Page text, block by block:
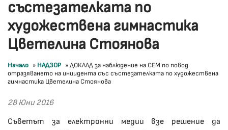
състезателката по
художествена гимнастика
Цветелина Стоянова
Начало » НАДЗОР »ДОКЛАД за наблюдение на СЕМ по повод
отразяването на инцидента със състезателката по художествена
гимнастика Цветелина Стоянова
28 Юни 2016
Съветът за електронни медии взе решение да